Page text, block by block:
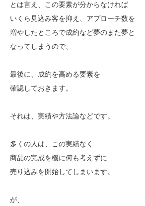
とは言え、この要素が分からなければ
いくら見込み客を抑え、アプローチ数を
増やしたところで成約など夢のまた夢と
なってしまうので、
最後に、成約を高める要素を
確認しておきます。
それは、実績や方法論などです。
多くの人は、この実績なく
商品の完成を機に何も考えずに
売り込みを開始してしまいます。
が、